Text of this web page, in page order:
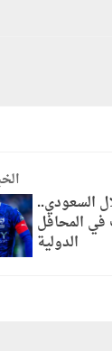
السعودي..
في المحافل
الدولية